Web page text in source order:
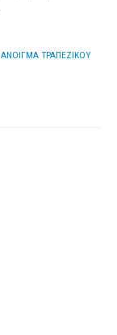
ΑΝΟΙΓΜΑ ΤΡΑΠΕΖΙΚΟΥ